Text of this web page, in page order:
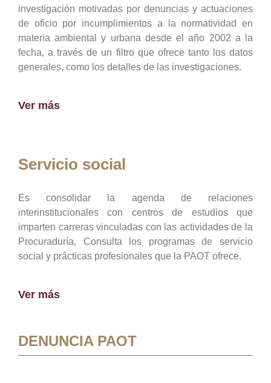
investigación motivadas por denuncias y actuaciones
de oficio por incumplimientos a la normatividad en
materia ambiental y urbana desde el año 2002 a la
fecha, a través de un filtro que ofrece tanto los datos
generales, como los detalles de las investigaciones.
Ver más
Servicio social
Es consolidar la agenda de relaciones
interinstitucionales con centros de estudios que
imparten carreras vinculadas con las actividades de la
Procuraduría, Consulta los programas de servicio
social y prácticas profesionales que la PAOT ofrece.
Ver más
DENUNCIA PAOT